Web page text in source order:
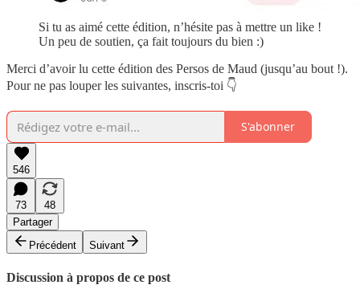
Si tu as aimé cette édition, n’hésite pas à mettre un like !
Un peu de soutien, ça fait toujours du bien :)
Merci d’avoir lu cette édition des Persos de Maud (jusqu’au bout !).
Pour ne pas louper les suivantes, inscris-toi 👇
S'abonner
546
73
48
Partager
Précédent
Suivant
Discussion à propos de ce post